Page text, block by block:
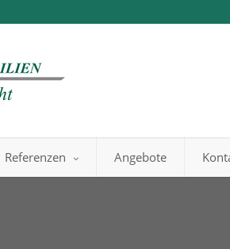
Referenzen Angebote